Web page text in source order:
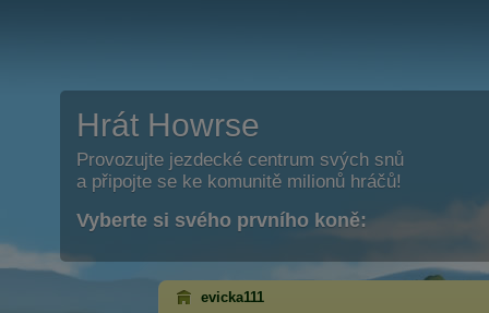
Hrát Howrse
Provozujte jezdecké centrum svých snů
a připojte se ke komunitě milionů hráčů!
Vyberte si svého prvního koně:
evicka111